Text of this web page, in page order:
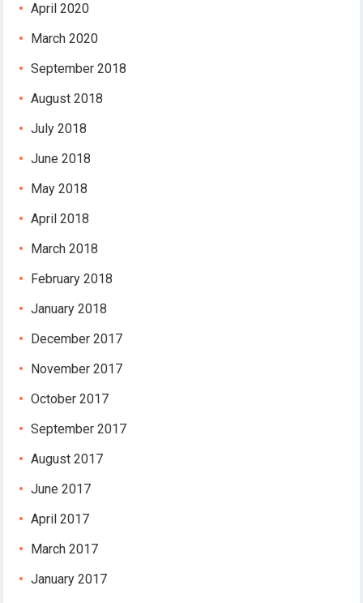
Forum
escort
giriş
giriş
escort
giriş
giriş
güncel giriş
giriş
April 2020
March 2020
September 2018
August 2018
July 2018
June 2018
May 2018
April 2018
March 2018
February 2018
January 2018
December 2017
November 2017
October 2017
September 2017
August 2017
June 2017
April 2017
March 2017
January 2017